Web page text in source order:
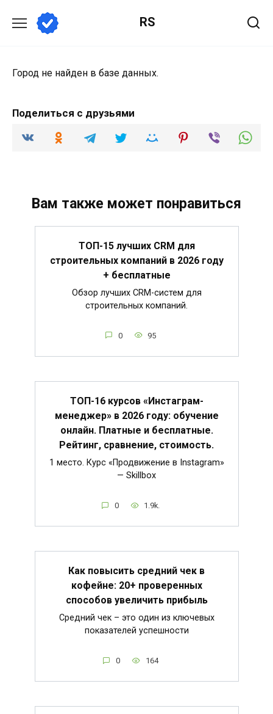
содержанию
RS
Город не найден в базе данных.
Поделиться с друзьями
Вам также может понравиться
ТОП-15 лучших CRM для
строительных компаний в 2026 году
+ бесплатные
Обзор лучших CRM-систем для
строительных компаний.
0 95
ТОП-16 курсов «Инстаграм-
менеджер» в 2026 году: обучение
онлайн. Платные и бесплатные.
Рейтинг, сравнение, стоимость.
1 место. Курс «Продвижение в Instagram»
— Skillbox
0 1.9k.
Как повысить средний чек в
кофейне: 20+ проверенных
способов увеличить прибыль
Средний чек – это один из ключевых
показателей успешности
0 164